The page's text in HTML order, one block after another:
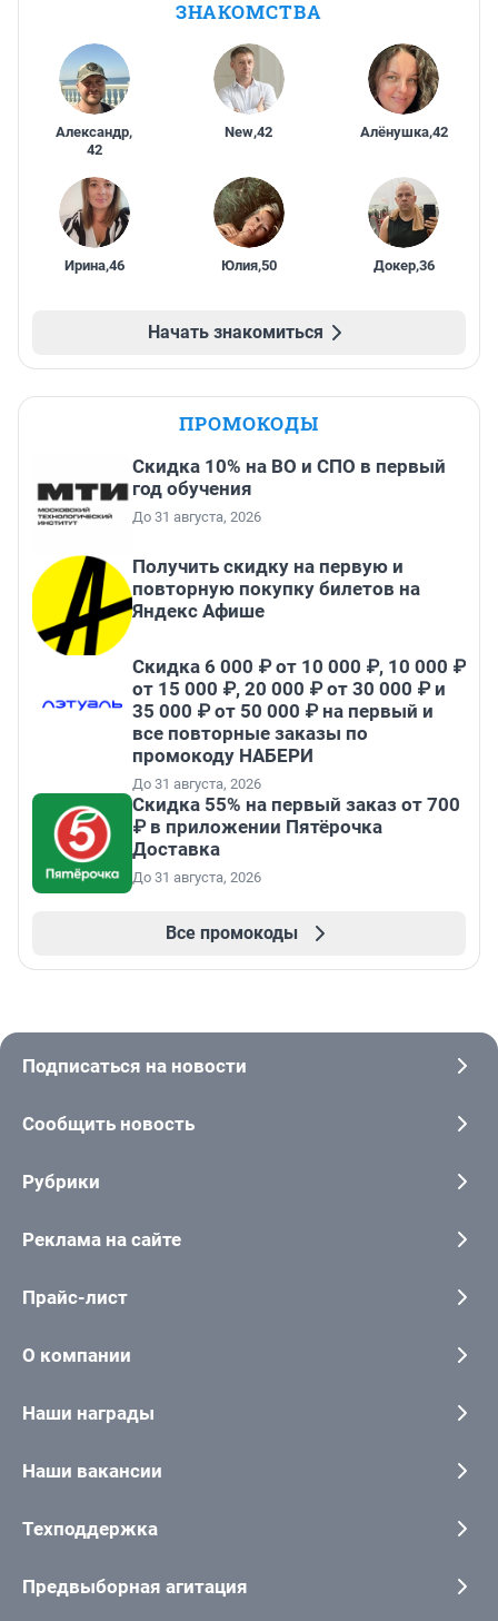
ЗНАКОМСТВА
Александр,
42
New,42 Алёнушка,42
Ирина,46 Юлия,50 Докер,36
Начать знакомиться
ПРОМОКОДЫ
Скидка 10% на ВО и СПО в первый
год обучения
До 31 августа, 2026
Получить скидку на первую и
повторную покупку билетов на
Яндекс Афише
Скидка 6 000 ₽ от 10 000 ₽, 10 000 ₽
от 15 000 ₽, 20 000 ₽ от 30 000 ₽ и
35 000 ₽ от 50 000 ₽ на первый и
все повторные заказы по
промокоду НАБЕРИ
До 31 августа, 2026
Скидка 55% на первый заказ от 700
₽ в приложении Пятёрочка
Доставка
До 31 августа, 2026
Все промокоды
Подписаться на новости
Сообщить новость
Рубрики
Реклама на сайте
Прайс-лист
О компании
Наши награды
Наши вакансии
Техподдержка
Предвыборная агитация